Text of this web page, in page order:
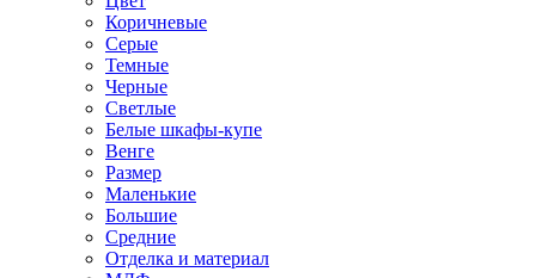
Коричневые
Серые
Темные
Черные
Светлые
Белые шкафы-купе
Венге
Размер
Маленькие
Большие
Средние
Отделка и материал